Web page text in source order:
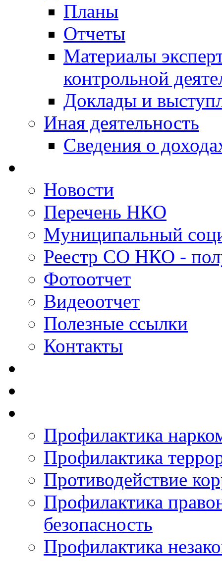
Планы
Отчеты
Материалы
контрольной
Доклады и
Иная деятельность
Сведения о
Новости
Перечень НКО
Муниципальный
Реестр СО НКО -
Фотоотчет
Видеоотчет
Полезные ссылки
Контакты
Профилактика
Профилактика
Противодействие
Профилактика
безопасность
Профилактика